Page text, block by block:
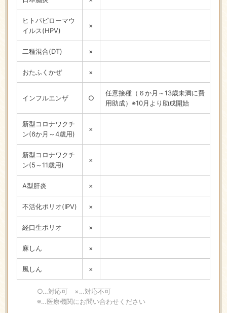
ヒトパピローマウ
イルス(HPV)
×
二種混合(DT) ×
おたふくかぜ ×
インフルエンザ ○
任意接種（６か月～13歳未満に費
用助成）※10月より助成開始
新型コロナワクチ
ン(6か月～4歳用)
×
新型コロナワクチ
ン(5～11歳用)
×
A型肝炎 ×
不活化ポリオ(IPV) ×
経口生ポリオ ×
麻しん ×
風しん ×
○…対応可 ×…対応不可
※…医療機関にお問い合わせください